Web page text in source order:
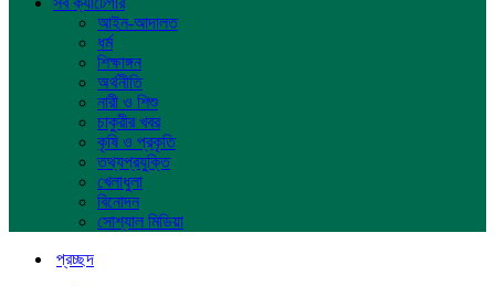
আইন-আদালত
ধর্ম
শিক্ষাঙ্গন
অর্থনীতি
নারী ও শিশু
চাকুরীর খবর
কৃষি ও প্রকৃতি
তথ্যপ্রযুক্তি
খেলাধুলা
বিনোদন
সোশ্যাল মিডিয়া
প্রচ্ছদ